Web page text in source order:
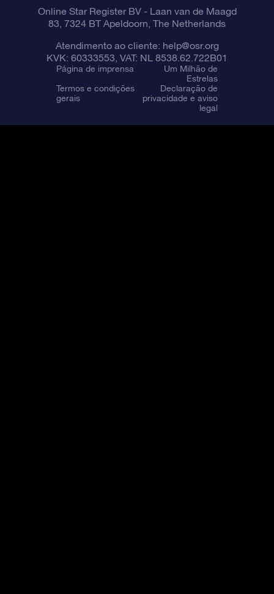
Online Star Register BV- Laan van de Maagd
83, 7324 BT Apeldoorn, The Netherlands
Atendimento ao cliente: help@osr.org
KVK: 60333553, VAT: NL 8538.62.722B01
Página de imprensa
Um Milhão de
Estrelas
Termos e condições
gerais
Declaração de
privacidade e aviso
legal